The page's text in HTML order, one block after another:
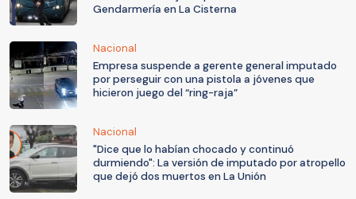
Gendarmería en La Cisterna
Nacional
Empresa suspende a gerente general imputado
por perseguir con una pistola a jóvenes que
hicieron juego del “ring-raja”
Nacional
"Dice que lo habían chocado y continuó
durmiendo": La versión de imputado por atropello
que dejó dos muertos en La Unión